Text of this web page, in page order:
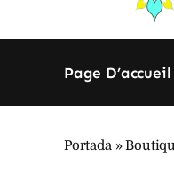
Page D’accueil
Portada»